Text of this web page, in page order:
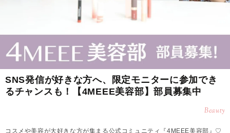
SNS発信が好きな方へ、限定モニターに参加でき
るチャンスも！【4MEEE美容部】部員募集中
Beauty
コスメや美容が大好きな方が集まる公式コミュニティ『4MEEE美容部』♡